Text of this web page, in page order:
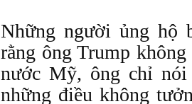
Những người ủng hộ
rằng ông Trump
nước Mỹ, ông chỉ nói
những điều không